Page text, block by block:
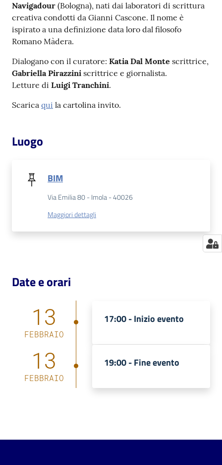
Eventi
Chiedi al
Avvisi
Orari
Navigadour (Bologna), nati dai laboratori di scrittura
creativa condotti da Gianni Cascone. Il nome è
ispirato a una definizione data loro dal filosofo
Romano Màdera.
Dialogano con il curatore: Katia Dal Monte scrittrice,
Gabriella Pirazzini scrittrice e giornalista.
Letture di Luigi Tranchini.
Scarica qui la cartolina invito.
Luogo
BIM
Via Emilia 80 - Imola - 40026
Maggiori dettagli
Date e orari
13
FEBBRAIO
17:00 -Inizio evento
13
FEBBRAIO
19:00 -Fine evento